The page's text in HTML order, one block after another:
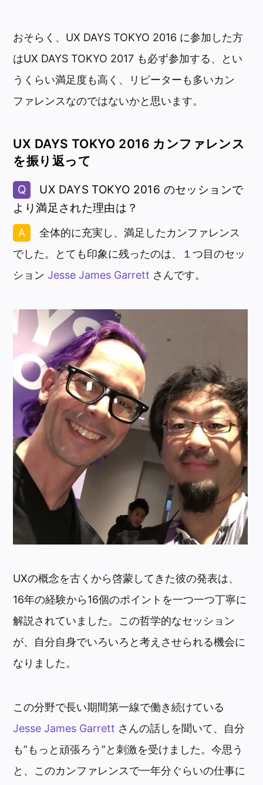
おそらく、UX DAYS TOKYO 2016 に参加した方
はUX DAYS TOKYO 2017 も必ず参加する、とい
うくらい満足度も高く、リピーターも多いカン
ファレンスなのではないかと思います。
UX DAYS TOKYO 2016 カンファレンス
を振り返って
UX DAYS TOKYO 2016 のセッションで
より満足された理由は？
全体的に充実し、満足したカンファレンス
でした。とても印象に残ったのは、１つ目のセッ
ションJesse James Garrett さんです。
UXの概念を古くから啓蒙してきた彼の発表は、
16年の経験から16個のポイントを一つ一つ丁寧に
解説されていました。この哲学的なセッション
が、自分自身でいろいろと考えさせられる機会に
なりました。
この分野で長い期間第一線で働き続けている
Jesse James Garrett さんの話しを聞いて、自分
も”もっと頑張ろう”と刺激を受けました。今思う
と、このカンファレンスで一年分ぐらいの仕事に